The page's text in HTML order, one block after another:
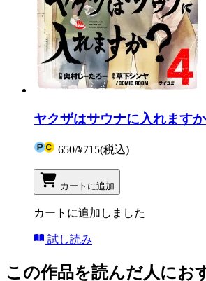
ヤクザはサウナに入れます
650/¥715(税込)
カートに追加
カートに追加しました
試し読み
この作品を読んだ人にお